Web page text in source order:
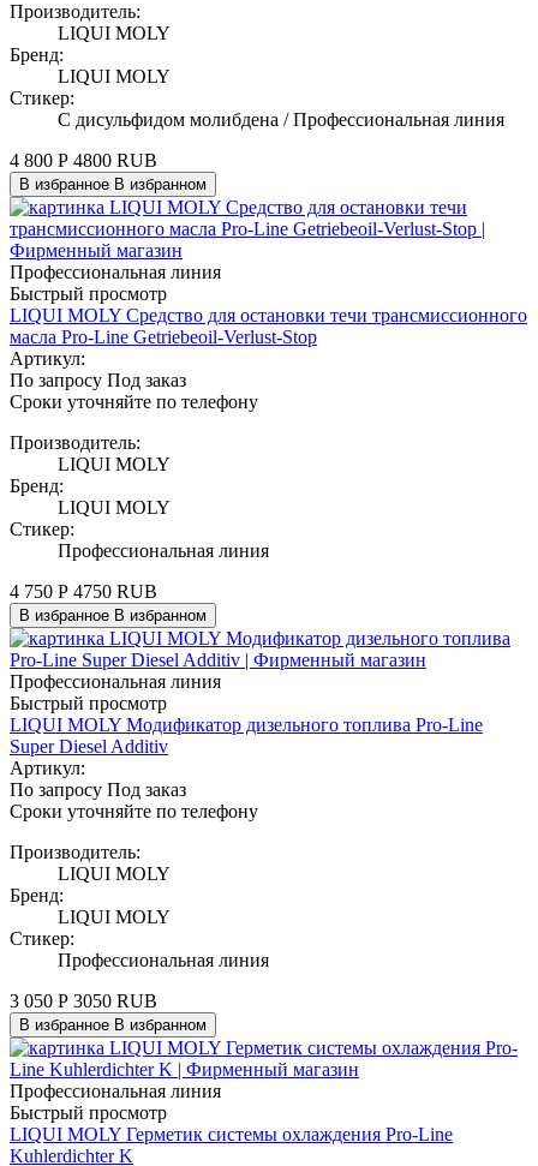
Производитель:
LIQUI MOLY
Бренд:
LIQUI MOLY
Стикер:
C дисульфидом молибдена / Профессиональная линия
4 800 Р 4800 RUB
В избранное В избранном
Профессиональная линия
Быстрый просмотр
LIQUI MOLY Средство для остановки течи трансмиссионного
масла Pro-Line Getriebeoil-Verlust-Stop
Артикул:
По запросу Под заказ
Сроки уточняйте по телефону
Производитель:
LIQUI MOLY
Бренд:
LIQUI MOLY
Стикер:
Профессиональная линия
4 750 Р 4750 RUB
В избранное В избранном
Профессиональная линия
Быстрый просмотр
LIQUI MOLY Модификатор дизельного топлива Pro-Line
Super Diesel Additiv
Артикул:
По запросу Под заказ
Сроки уточняйте по телефону
Производитель:
LIQUI MOLY
Бренд:
LIQUI MOLY
Стикер:
Профессиональная линия
3 050 Р 3050 RUB
В избранное В избранном
Профессиональная линия
Быстрый просмотр
LIQUI MOLY Герметик системы охлаждения Pro-Line
Kuhlerdichter K